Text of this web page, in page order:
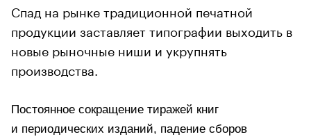
Спад на рынке традиционной печатной
продукции заставляет типографии выходить в
новые рыночные ниши и укрупнять
производства.
Постоянное сокращение тиражей книг
и периодических изданий, падение сборов